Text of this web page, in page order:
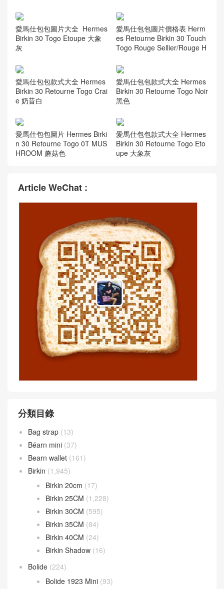
愛馬仕包包圖片大全 Hermes
Birkin 30 Togo Etoupe 大象
灰
愛馬仕包包圖片價格表 Herm
es Retourne Birkin 30 Touch
Togo Rouge Sellier/Rouge H
愛馬仕包包款式大全 Hermes
Birkin 30 Retourne Togo Crai
e 奶昔白
愛馬仕包包款式大全 Hermes
Birkin 30 Retourne Togo Noir
黑色
愛馬仕包包圖片 Hermes Birki
n 30 Retourne Togo 0T MUS
HROOM 蘑菇色
愛馬仕包包款式大全 Hermes
Birkin 30 Retourne Togo Eto
upe 大象灰
Article WeChat :
分類目錄
Bag strap (13)
Béarn mini (37)
Bearn wallet (161)
Birkin (1,945)
Birkin 20cm (17)
Birkin 25CM (1,228)
Birkin 30CM (595)
Birkin 35CM (84)
Birkin 40CM (24)
Birkin Shadow (16)
Bolide (224)
Bolide 1923 Mini (93)